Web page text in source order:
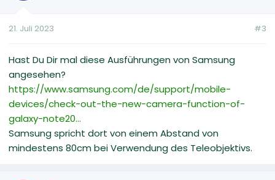
21. Juli 2023 #3
Hast Du Dir mal diese Ausführungen von Samsung
angesehen?
https://www.samsung.com/de/support/mobile-
devices/check-out-the-new-camera-function-of-
galaxy-note20...
Samsung spricht dort von einem Abstand von
mindestens 80cm bei Verwendung des Teleobjektivs.